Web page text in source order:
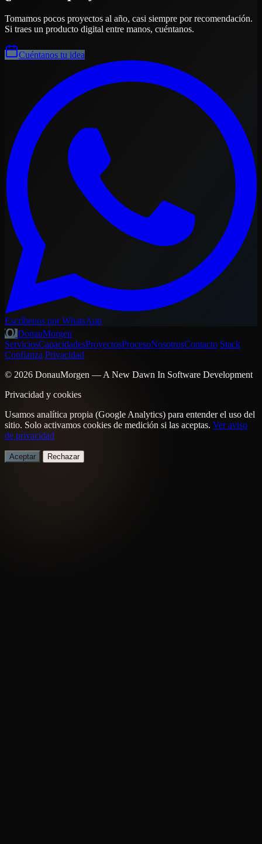
Tomamos pocos proyectos al año, casi siempre por recomendación.
Si traes un producto digital entre manos, cuéntanos.
Cuéntanos tu idea
Escríbenos por WhatsApp
DonauMorgen
ServiciosCapacidadesProyectosProcesoNosotrosContacto Stack
Confianza Privacidad
© 2026 DonauMorgen — A New Dawn In Software Development
Privacidad y cookies
Usamos analítica propia (Google Analytics) para entender el uso del
sitio. Solo activamos cookies de medición si las aceptas. Ver aviso
de privacidad
Aceptar Rechazar